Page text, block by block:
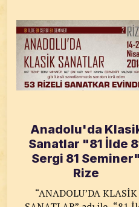
Anadolu'da
Sanatlar "81 İlde
Sergi 81 Seminer"
Rize
“ANADOLU’DA KLASİK